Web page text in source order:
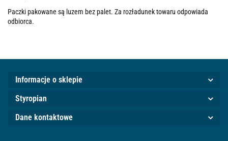
Paczki pakowane są luzem bez palet. Za rozładunek towaru odpowiada
odbiorca.
Informacje o sklepie
Styropian
Dane kontaktowe